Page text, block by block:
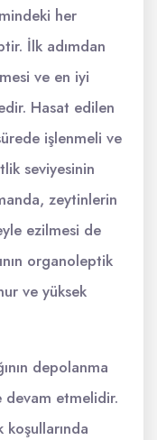
her
İlk adımdan
ve en iyi
Hasat edilen
işlenmeli ve
seviyesinin
zeytinlerin
ezilmesi de
organoleptik
ve yüksek
depolanma
etmelidir.
koşullarında